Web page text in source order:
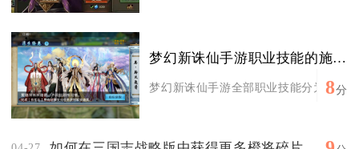
梦幻新诛仙手游职业技能的施放方式是什么
梦幻新诛仙手游全部职业技能分为手动
8分